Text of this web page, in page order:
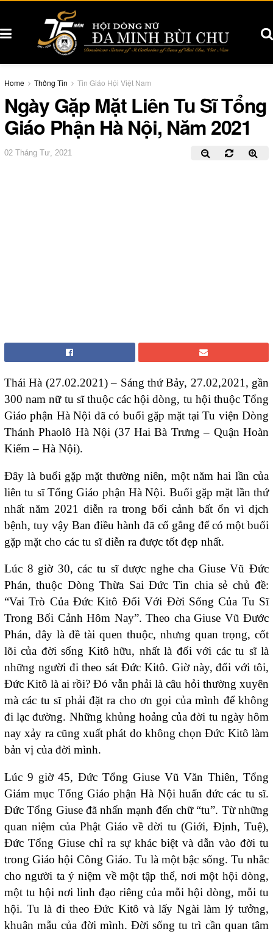
Home Thông Tin Tin Giáo Hội Việt Nam
Ngày Gặp Mặt Liên Tu Sĩ Tổng
Giáo Phận Hà Nội, Năm 2021
02 Tháng Tư, 2021
Thái Hà (27.02.2021) – Sáng thứ Bảy, 27.02,2021, gần
300 nam nữ tu sĩ thuộc các hội dòng, tu hội thuộc Tổng
Giáo phận Hà Nội đã có buổi gặp mặt tại Tu viện Dòng
Thánh Phaolô Hà Nội (37 Hai Bà Trưng – Quận Hoàn
Kiếm – Hà Nội).
Đây là buổi gặp mặt thường niên, một năm hai lần của
liên tu sĩ Tổng Giáo phận Hà Nội. Buổi gặp mặt lần thứ
nhất năm 2021 diễn ra trong bối cảnh bất ổn vì dịch
bệnh, tuy vậy Ban điều hành đã cố gắng để có một buổi
gặp mặt cho các tu sĩ diễn ra được tốt đẹp nhất.
Lúc 8 giờ 30, các tu sĩ được nghe cha Giuse Vũ Đức
Phán, thuộc Dòng Thừa Sai Đức Tin chia sẻ chủ đề:
“Vai Trò Của Đức Kitô Đối Với Đời Sống Của Tu Sĩ
Trong Bối Cảnh Hôm Nay”. Theo cha Giuse Vũ Đước
Phán, đây là đề tài quen thuộc, nhưng quan trọng, cốt
lõi của đời sống Kitô hữu, nhất là đối với các tu sĩ là
những người đi theo sát Đức Kitô. Giờ này, đối với tôi,
Đức Kitô là ai rồi? Đó vẫn phải là câu hỏi thường xuyên
mà các tu sĩ phải đặt ra cho ơn gọi của mình để không
đi lạc đường. Những khủng hoảng của đời tu ngày hôm
nay xảy ra cũng xuất phát do không chọn Đức Kitô làm
bản vị của đời mình.
Lúc 9 giờ 45, Đức Tổng Giuse Vũ Văn Thiên, Tổng
Giám mục Tổng Giáo phận Hà Nội huấn đức các tu sĩ.
Đức Tổng Giuse đã nhấn mạnh đến chữ “tu”. Từ những
quan niệm của Phật Giáo về đời tu (Giới, Định, Tuệ),
Đức Tổng Giuse chỉ ra sự khác biệt và dẫn vào đời tu
trong Giáo hội Công Giáo. Tu là một bậc sống. Tu nhắc
cho người ta ý niệm về một tập thể, nơi một hội dòng,
một tu hội nơi linh đạo riêng của mỗi hội dòng, mỗi tu
hội. Tu là đi theo Đức Kitô và lấy Ngài làm lý tưởng,
khuân mẫu của đời mình. Đời sống tu trì cần quan tâm